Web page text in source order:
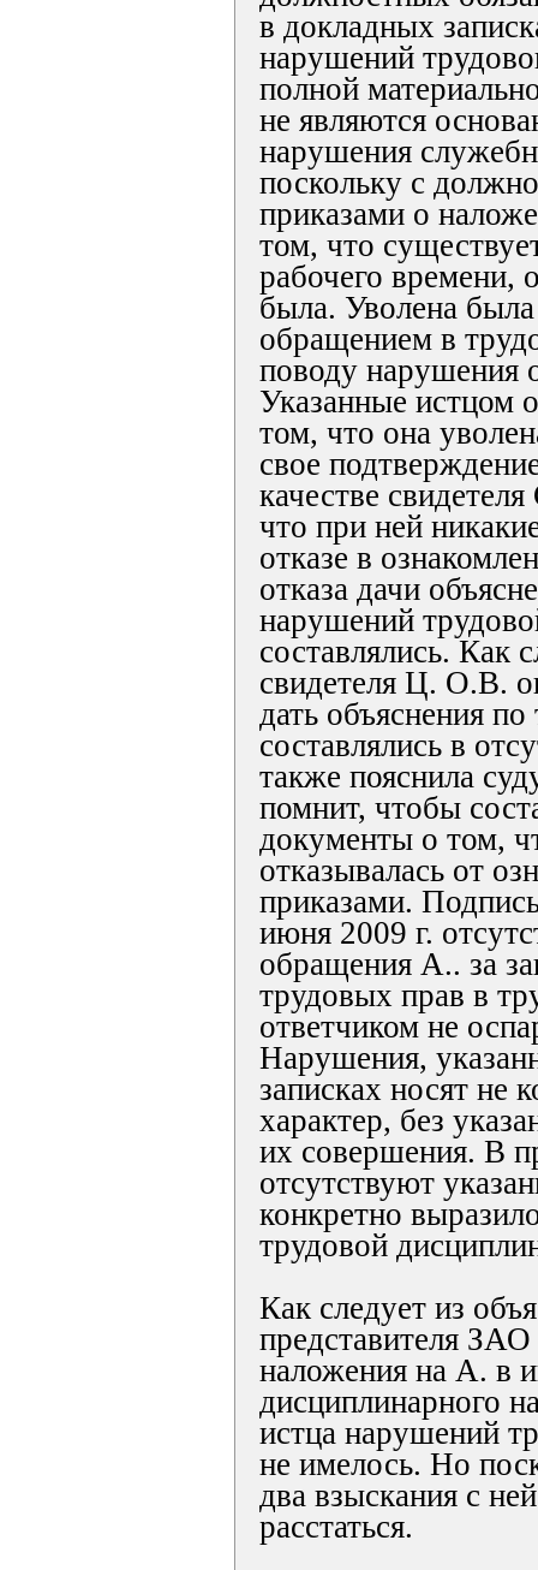
в докладных
нарушений
полной
не являются
нарушения
поскольку с
приказами о
том, что
рабочего времени,
была. Уволена была
обращением в
поводу нарушения
Указанные истцом
том, что она
свое
качестве
что при ней
отказе в
отказа дачи
нарушений
составлялись. Как
свидетеля Ц. О.В.
дать объяснения
составлялись в
также пояснила
помнит, чтобы
документы о том,
отказывалась от
приказами.
июня 2009 г.
обращения А.. за
трудовых прав в
ответчиком не
Нарушения,
записках носят не
характер, без
их совершения. В
отсутствуют
конкретно
трудовой
Как следует из
представителя
наложения на А. в
дисциплинарного
истца нарушений
не имелось. Но
два взыскания с
расстаться.